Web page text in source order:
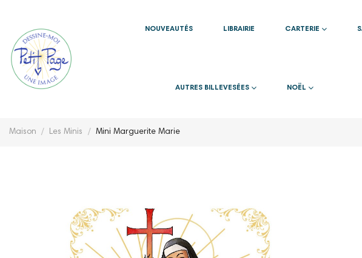
NOUVEAUTÉS LIBRAIRIE CARTERIE
AUTRES BILLEVESÉES NOËL
Maison Les Minis Mini Marguerite Marie